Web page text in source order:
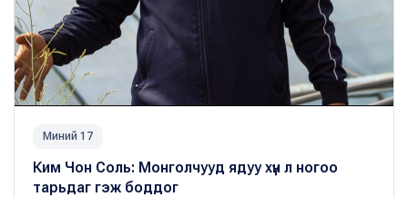
Миний 17
Ким Чон Соль: Монголчууд ядуу хүн л ногоо
тарьдаг гэж боддог